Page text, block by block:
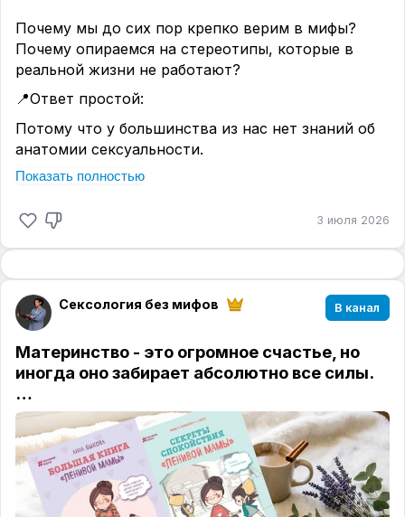
Почему мы до сих пор крепко верим в мифы?
Почему опираемся на стереотипы, которые в
реальной жизни не работают?
📍Ответ простой:
Потому что у большинства из нас нет знаний об
анатомии сексуальности.
Мы не понимаем, что именно происходит с телом
А когда нет понимания — на его место приходят
мифы, страхи и чужие «экспертные» мнения.
полового воспитания. Не сформировано
положительное отношение к своей телесности и
к своим половым органам.
Всё, что мы слышали в детстве:
🗣 «Нельзя трогать»
🗣 «Нельзя рассматривать»
🗣 «Это стыдно»
🗣 «Это срам»
В итоге вырастают взрослые люди, которые:
📌 Стесняются своего тела;
Показать полностью
3 июля 2026
Сексология без мифов В канал
Материнство - это огромное счастье, но
иногда оно забирает абсолютно все силы.
…